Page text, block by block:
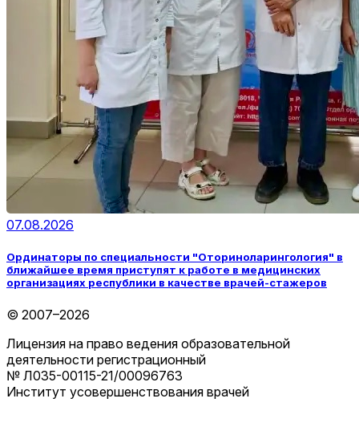
07.08.2026
Ординаторы по специальности "Оториноларингология" в
ближайшее время приступят к работе в медицинских
организациях республики в качестве врачей-стажеров
© 2007–2026
Лицензия на право ведения образовательной
деятельности регистрационный
№ Л035-00115-21/00096763
Институт усовершенствования врачей